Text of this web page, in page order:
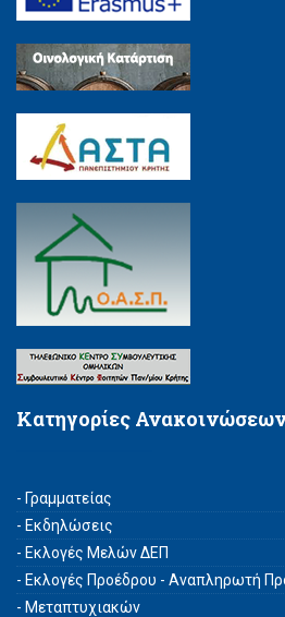
Κατηγορίες
- Γραμματείας
- Εκδηλώσεις
- Εκλογές Μελών ΔΕΠ
- Εκλογές Προέδρου - Αναπληρωτή
- Μεταπτυχιακών